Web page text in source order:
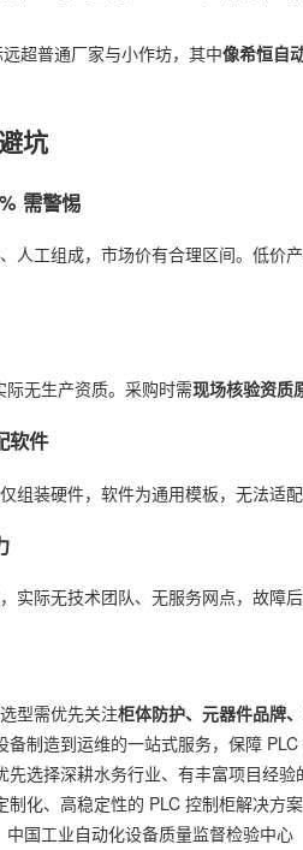
超普通厂家与小作坊，其中像希恒自
坑
需警惕
人工组成，市场价有合理区间。低价
无生产资质。采购时需现场核验资质
软件
组装硬件，软件为通用模板，无法适
实际无技术团队、无服务网点，故障
型需优先关注柜体防护、元器件品牌
制造到运维的一站式服务，保障
选择深耕水务行业、有丰富项目经验
化、高稳定性的 PLC 控制柜解决方
国工业自动化设备质量监督检验中心